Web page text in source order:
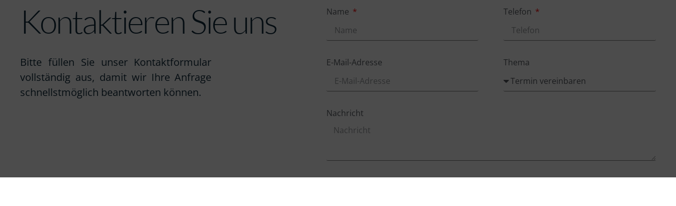
Kontaktieren Sie uns
Bitte füllen Sie unser Kontaktformular
vollständig aus, damit wir Ihre Anfrage
schnellstmöglich beantworten können.
Name Telefon
E-Mail-Adresse Thema
Nachricht